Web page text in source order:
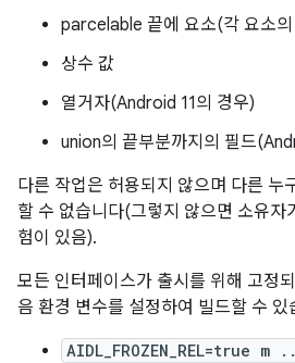
parcelable 끝에 요소(각 요소
상수 값
열거자(Android 11의 경우)
union의 끝부분까지의 필드
다른 작업은 허용되지 않으며 다른 누
할 수 없습니다(그렇지 않으면 소유자
험이 있음).
모든 인터페이스가 출시를 위해 고정
음 환경 변수를 설정하여 빌드할 수 있
AIDL_FROZEN_REL=true m